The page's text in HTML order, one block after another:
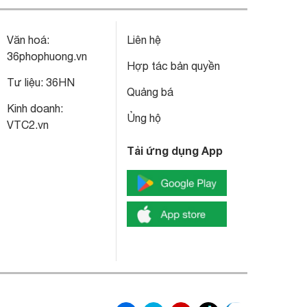
Văn hoá:
36phophuong.vn
Tư liệu: 36HN
Kinh doanh:
VTC2.vn
Liên hệ
Hợp tác bản quyền
Quảng bá
Ủng hộ
Tải ứng dụng App